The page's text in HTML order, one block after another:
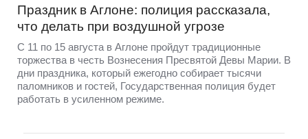
Праздник в Аглоне: полиция рассказала,
что делать при воздушной угрозе
С 11 по 15 августа в Аглоне пройдут традиционные
торжества в честь Вознесения Пресвятой Девы Марии. В
дни праздника, который ежегодно собирает тысячи
паломников и гостей, Государственная полиция будет
работать в усиленном режиме.